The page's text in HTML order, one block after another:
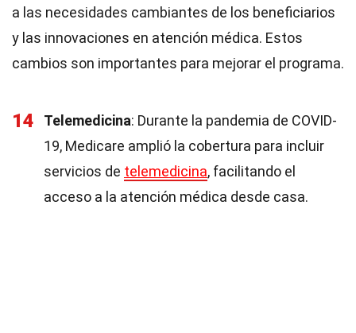
a las necesidades cambiantes de los beneficiarios
y las innovaciones en atención médica. Estos
cambios son importantes para mejorar el programa.
14 Telemedicina: Durante la pandemia de COVID-
19, Medicare amplió la cobertura para incluir
servicios de telemedicina, facilitando el
acceso a la atención médica desde casa.